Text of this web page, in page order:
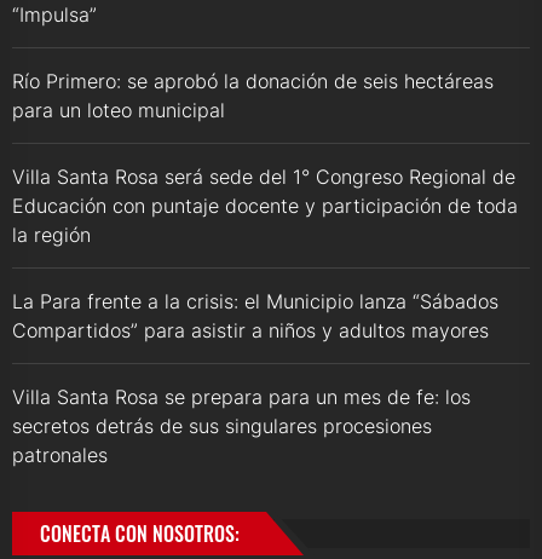
“Impulsa”
Río Primero: se aprobó la donación de seis hectáreas
para un loteo municipal
Villa Santa Rosa será sede del 1° Congreso Regional de
Educación con puntaje docente y participación de toda
la región
La Para frente a la crisis: el Municipio lanza “Sábados
Compartidos” para asistir a niños y adultos mayores
Villa Santa Rosa se prepara para un mes de fe: los
secretos detrás de sus singulares procesiones
patronales
CONECTA CON NOSOTROS: